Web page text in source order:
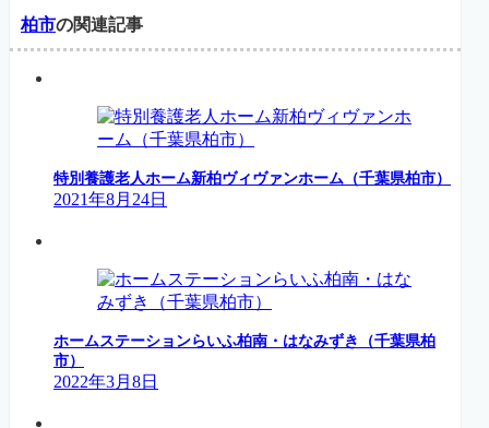
柏市の関連記事
特別養護老人ホーム新柏ヴィヴァンホーム（千葉県柏市）
2021年8月24日
ホームステーションらいふ柏南・はなみずき（千葉県柏
市）
2022年3月8日